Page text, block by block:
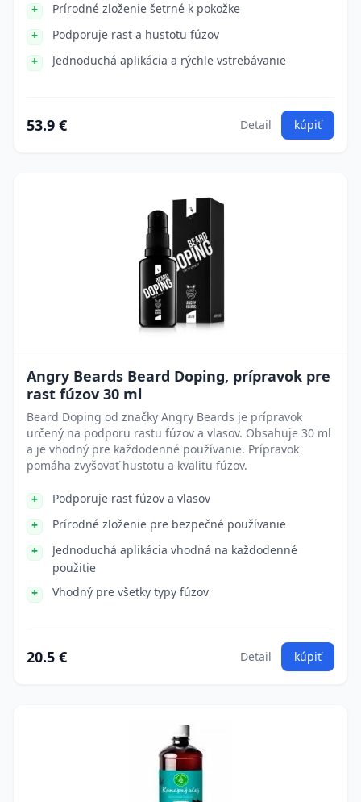
Prírodné zloženie šetrné k pokožke
Podporuje rast a hustotu fúzov
Jednoduchá aplikácia a rýchle vstrebávanie
53.9 € Detail kúpiť
Angry Beards Beard Doping, prípravok pre
rast fúzov 30 ml
Beard Doping od značky Angry Beards je prípravok
určený na podporu rastu fúzov a vlasov. Obsahuje 30 ml
a je vhodný pre každodenné používanie. Prípravok
pomáha zvyšovať hustotu a kvalitu fúzov.
Podporuje rast fúzov a vlasov
Prírodné zloženie pre bezpečné používanie
Jednoduchá aplikácia vhodná na každodenné
použitie
Vhodný pre všetky typy fúzov
20.5 € Detail kúpiť